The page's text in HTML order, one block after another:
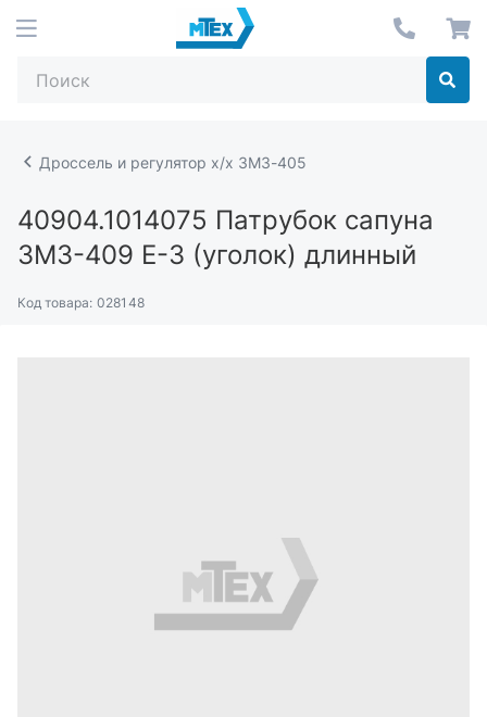
Дроссель и регулятор х/х ЗМЗ-405
40904.1014075 Патрубок сапуна
ЗМЗ-409 Е-3 (уголок) длинный
Код товара: 028148